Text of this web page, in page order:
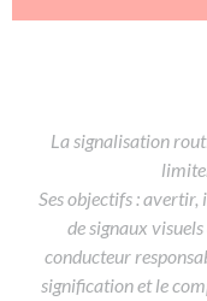
Formation
Devenir
La signalisation
Ses objectifs : avertir,
de signaux
conducteur
signification et le